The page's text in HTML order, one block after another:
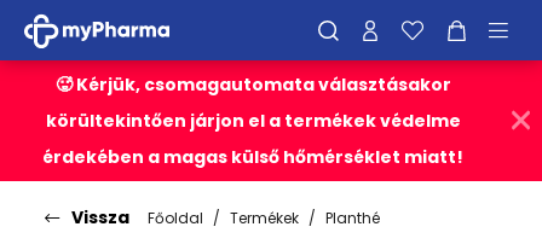
🥵 Kérjük, csomagautomata választásakor
körültekintően járjon el a termékek védelme
érdekében a magas külső hőmérséklet miatt!
Vissza Főoldal Termékek Planthé